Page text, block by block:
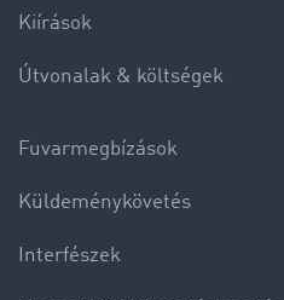
Kiírások
Útvonalak & költségek
Fuvarmegbízások
Küldeménykövetés
Interfészek